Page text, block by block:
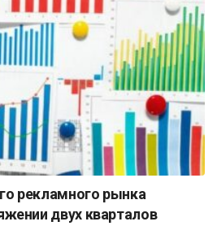
рекламного рынка
двух кварталов